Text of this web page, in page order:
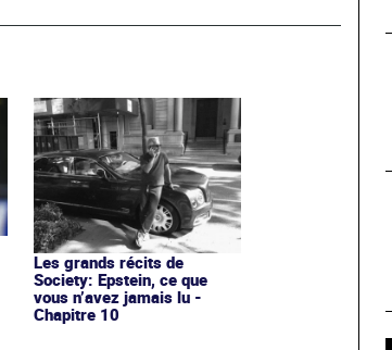
Les grands récits de
Society: Epstein, ce que
vous n’avez jamais lu -
Chapitre 10